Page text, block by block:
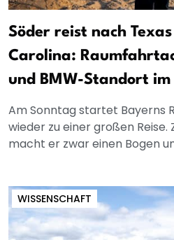
Söder reist nach
Carolina:
und BMW-Standort im
Am Sonntag startet Bayerns
wieder zu einer großen Reise.
macht er zwar einen Bogen
WISSENSCHAFT